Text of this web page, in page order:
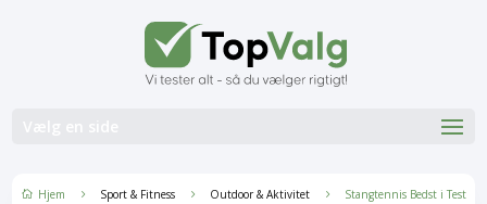
 Hjem 5 Sport & Fitness 5 Outdoor & Aktivitet 5 Stangtennis Bedst i Test